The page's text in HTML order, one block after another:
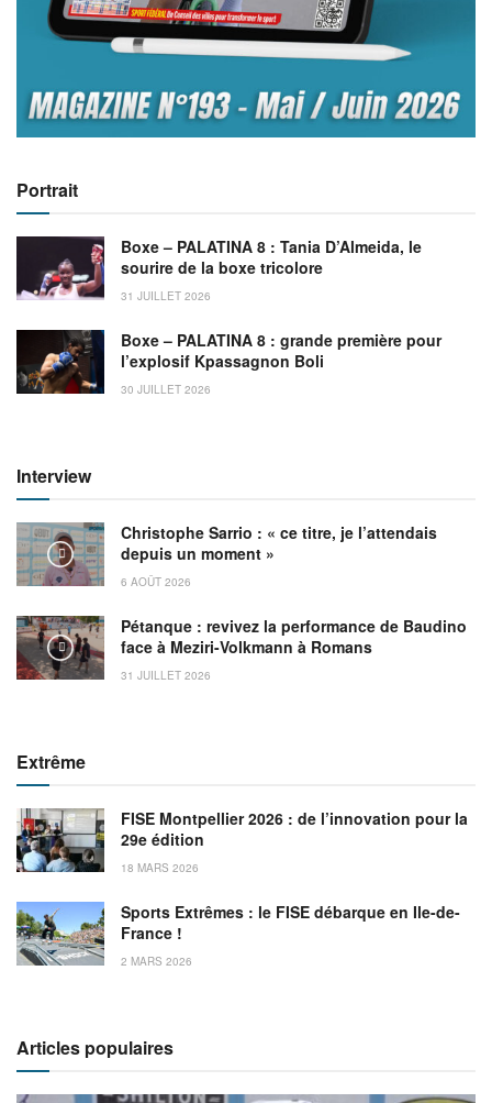
Portrait
Boxe – PALATINA 8 : Tania D’Almeida, le
sourire de la boxe tricolore
31 JUILLET 2026
Boxe – PALATINA 8 : grande première pour
l’explosif Kpassagnon Boli
30 JUILLET 2026
Interview
Christophe Sarrio : « ce titre, je l’attendais
depuis un moment »
6 AOÛT 2026
Pétanque : revivez la performance de Baudino
face à Meziri-Volkmann à Romans
31 JUILLET 2026
Extrême
FISE Montpellier 2026 : de l’innovation pour la
29e édition
18 MARS 2026
Sports Extrêmes : le FISE débarque en Ile-de-
France !
2 MARS 2026
Articles populaires